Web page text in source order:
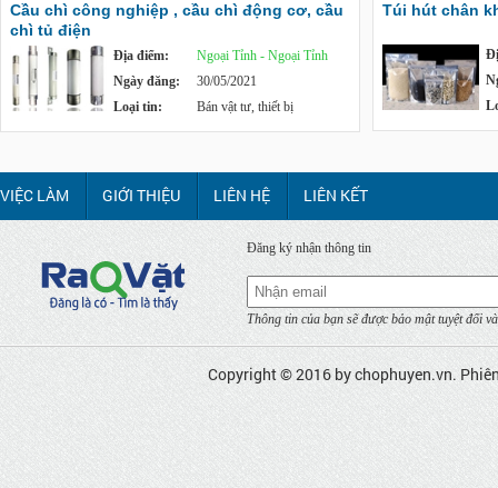
Cầu chì công nghiệp , cầu chì động cơ, cầu
chì tủ điện
Địa điểm:
Ngoại Tỉnh - Ngoại Tỉnh
Ngày đăng:
30/05/2021
Loại tin:
Bán vật tư, thiết bị
Túi hút chân
VIỆC LÀM GIỚI THIỆU LIÊN HỆ LIÊN KẾT
Đăng ký nhận thông tin
Thông tin của bạn sẽ được bảo mật tuyệt đối
Copyright © 2016 bychophuyen.vn.